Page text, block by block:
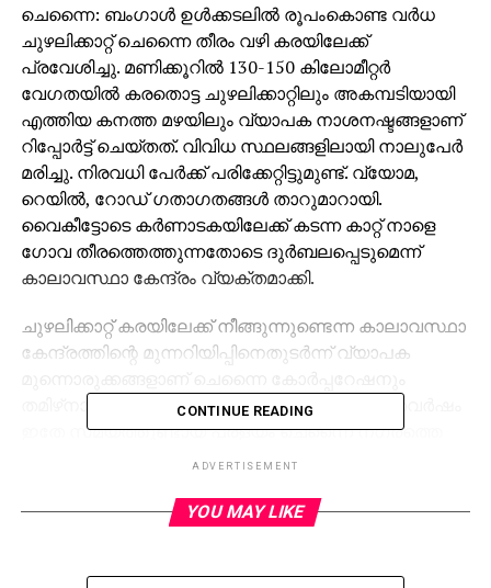
ചെന്നൈ: ബംഗാള്‍ ഉള്‍ക്കടലില്‍ രൂപംകൊണ്ട വര്‍ധ
ചുഴലിക്കാറ്റ് ചെന്നൈ തീരം വഴി കരയിലേക്ക്
പ്രവേശിച്ചു. മണിക്കൂറില്‍ 130-150 കിലോമീറ്റര്‍
വേഗതയില്‍ കരതൊട്ട ചുഴലിക്കാറ്റിലും അകമ്പടിയായി
എത്തിയ കനത്ത മഴയിലും വ്യാപക നാശനഷ്ടങ്ങളാണ്
റിപ്പോര്‍ട്ട് ചെയ്തത്. വിവിധ സ്ഥലങ്ങളിലായി നാലുപേര്‍
മരിച്ചു. നിരവധി പേര്‍ക്ക് പരിക്കേറ്റിട്ടുമുണ്ട്. വ്യോമ,
റെയില്‍, റോഡ് ഗതാഗതങ്ങള്‍ താറുമാറായി.
വൈകീട്ടോടെ കര്‍ണാടകയിലേക്ക് കടന്ന കാറ്റ് നാളെ
ഗോവ തീരത്തെത്തുന്നതോടെ ദുര്‍ബലപ്പെടുമെന്ന്
കാലാവസ്ഥാ കേന്ദ്രം വ്യക്തമാക്കി.
ചുഴലിക്കാറ്റ് കരയിലേക്ക് നീങ്ങുന്നുണ്ടെന്ന കാലാവസ്ഥാ
കേന്ദ്രത്തിന്റെ മുന്നറിയിപ്പിനെതുടര്‍ന്ന് വ്യാപക
തമിഴ്‌നാട് സര്‍ക്കാറും നടത്തിയിരുന്നത്. കഴിഞ്ഞവര്‍ഷം
ഇതേ സമയത്തുണ്ടായ പ്രളയം ചെന്നൈ നഗരത്തെ
ദിവസങ്ങളോളം മുള്‍മുനയില്‍ നിര്‍ത്തിയിരുന്നു. ഇത്
താഴ്ന്ന പ്രദേശങ്ങളില്‍ കഴിയുന്ന ആയിരക്കണക്കിന്
CONTINUE READING
ADVERTISEMENT
YOU MAY LIKE